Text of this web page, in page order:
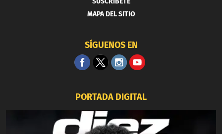
MAPA DEL SITIO
SÍGUENOS EN
PORTADA DIGITAL